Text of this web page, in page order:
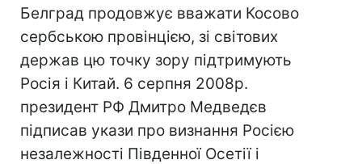
Белград продовжує вважати Косово
сербською провінцією, зі світових
держав цю точку зору підтримують
Росія і Китай. 6 серпня 2008р.
президент РФ Дмитро Медведєв
підписав укази про визнання Росією
незалежності Південної Осетії і